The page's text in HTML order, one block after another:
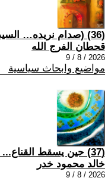
(36) (صدام نريده… السيد خلّ يتكتر)
قحطان الفرج الله
2026 / 8 / 9
مواضيع وابحاث سياسية
(37) حين يسقط القناع... ويتكلم الزمن
خالد محمود خدر
2026 / 8 / 9